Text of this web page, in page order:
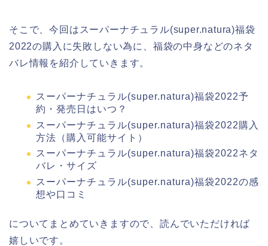
そこで、今回はスーパーナチュラル(super.natura)福袋
2022の購入に失敗しない為に、福袋の中身などのネタ
バレ情報を紹介していきます。
スーパーナチュラル(super.natura)福袋2022予
約・発売日はいつ？
スーパーナチュラル(super.natura)福袋2022購入
方法（購入可能サイト）
スーパーナチュラル(super.natura)福袋2022ネタ
バレ・サイズ
スーパーナチュラル(super.natura)福袋2022の感
想や口コミ
についてまとめていきますので、読んでいただければ
嬉しいです。